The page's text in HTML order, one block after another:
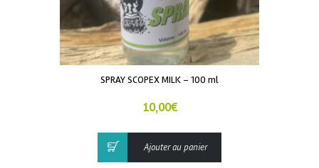
SPRAY SCOPEX MILK – 100 ml
10,00€
Ajouter au panier